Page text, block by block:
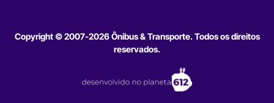
Copyright © 2007-2026 Ônibus & Transporte. Todos os direitos
reservados.